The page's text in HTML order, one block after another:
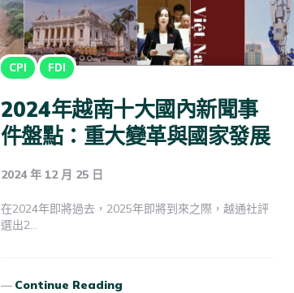
CPI FDI
2024年越南十大國內新聞事
件盤點：重大變革與國家發展
2024 年 12 月 25 日
在2024年即將過去，2025年即將到來之際，越通社評
選出2…
Continue Reading